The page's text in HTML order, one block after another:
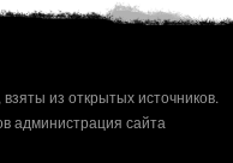
из открытых источников.
администрация сайта